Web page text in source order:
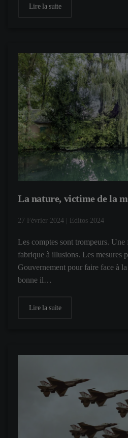
Lire la suite
La nature, victime de la
27 Février 2024 Editos 2024
Les comptes sont trompeurs.
fabrique à illusions. Les mesures
Gouvernement pour faire face à
bonne il…
Lire la suite